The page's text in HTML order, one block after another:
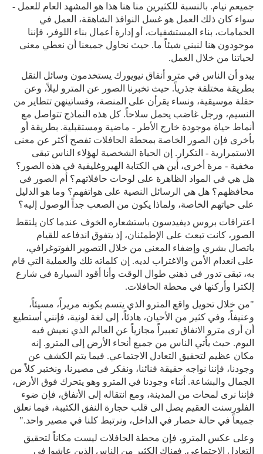
جميعم نيام. بالنسبة للكثيرين منا هنا هذا هو المشهد العام للعمل -
سواء كان ذلك العمل هو غسل النوافذ الشاهقة، العمل في
الحمامات، بناء المستشفيات، أو إدارة أعمال بناء اللوفر، فإننا
موجودون هنا لنبني شيئاً ما. حيث نحاول جميعنا أن نعطي معنى
لحياتنا من خلال العمل.
يبدو أن الناس في مترو أنفاق نيويورك يستخدمون وسائل النقل
بطريقة مختلفة جذرياً. حيث تخبرنا الصور عن المترو ليلاً، وعن
حفلة موسيقية، ونساء يقرأن على المنصة، وفساتينهن تتطاير من
النسيم، ورجل غاضب يحمل سلاحاً. كل هذه النماذج تتواصل مع
أنماط حياة موجودة خارج الأطر - ماضية ومستقبلية. بطريقة أو
بأخرى فإن الصور الخاصة بمحطة الحافلات تفصح أكثر عن معنى
الاستمرارية - التكرار. إن الحياة الشخصية لهؤلاء الناس تبقى
مخفية - مرة أخرى، أين هي الكتابة الهيروغليفية في هذه الصور؟
هل هي في المواد الظاهرة على لوحات حافلاتهم؟ أم الصور في
محافظهم؟ هل هي الرسائل النصية على هواتفهم؟ وما هو الدليل
على حياتهم الخاصة، ولماذا يكون من الصعب جداً الوصول إليه؟
اعترافات بروس ديفيدسون باستشعاره الخوف عندما كان يلتقط
الصور، كانت تبعث على الإطمئنان، إذ يتفوق اندفاعه للقيام
باتصال بشري وإضفاء المعنى من خلال التصوير الفوتوغرافي،
على انعدام الأمن والاغتراب لديه. إن كلماته تلك والعملية التي قام
به، تبقى تدور في ذهني طوال الوقت وأنا أقود السيارة في شارع
إلكترا وأركنها في محطة الحافلات.
"من خلال تحويل واقع المترو الذي يتسم بكونه مريراً، مسيئاً،
وعنيفاً، وفي كثير من الأحيان، هادئاً، إلى لغة لونية، فإنني أستطيع
أن أرى مترو الانفاق تعبيراً مجازياً عن العالم الذي نعيش فيه
اليوم. حيث يأتي الناس من جميع أنحاء الأرض إلى المترو. إنه
مكان عظيم لتحقيق التعادل الاجتماعي. فيما يتم الكشف عن
وجودنا، فإننا نواجه حقيقة فنائنا، ونفكر في مصيرنا، ونختبر كلاً من
الجمال والبشاعة. أثناء وجودنا في المترو وهو يتحرك فوق الأرض،
فإننا نرى لمحات من المدينة، ومع انتقاله إلى الأنفاق، فإن ضوء
الفلورسنت العقيم يصل الى قلب حجارة النفق الكئيبة، فيما نعلق
جميعاً في حالة حصار في الداخل، ونرتبط كلنا في مصير واحد."
وعلى عكس المترو، فإن محطة الحافلات ليست مكاناً لتحقيق
التعادل الاجتماعي. فهناك الكثير من الناس الذين عاشوا في